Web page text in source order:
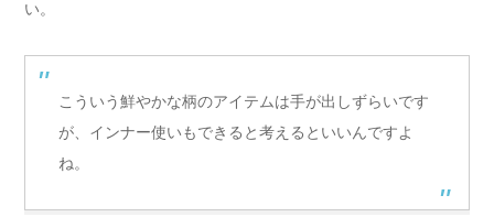
い。
こういう鮮やかな柄のアイテムは手が出しずらいです
が、インナー使いもできると考えるといいんですよ
ね。